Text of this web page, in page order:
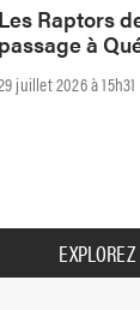
Les Raptors
passage à
juillet 2026 à 15h31
EXPLOREZ